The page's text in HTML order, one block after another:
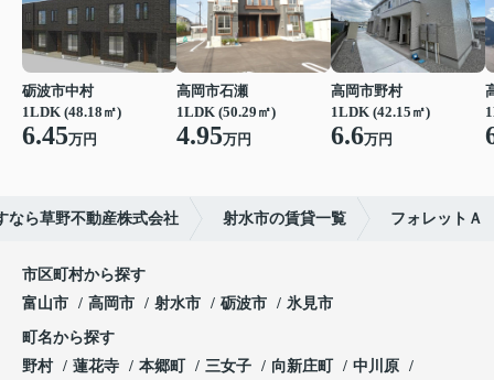
砺波市中村
1LDK (48.18㎡)
6.45万円
高岡市石瀬
1LDK (50.29㎡)
4.95万円
高岡市野村
1LDK (42.15㎡)
6.6万円
なら草野不動産株式会社 射水市の賃貸一覧 フォレットＡ
市区町村から探す
富山市
高岡市 射水市 砺波市 氷見市
町名から探す
野村
蓮花寺 本郷町 三女子 向新庄町
中川原